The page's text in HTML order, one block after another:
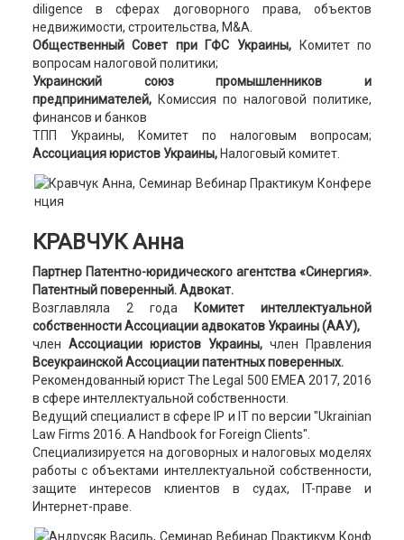
diligence в сферах договорного права, объектов
недвижимости, строительства, M&A.
Общественный Совет при ГФС Украины, Комитет по
вопросам налоговой политики;
Украинский союз промышленников и
предпринимателей,Комиссия по налоговой политике,
финансов и банков
ТПП Украины,
Комитет по налоговым вопросам;
Ассоциация юристов Украины, Налоговый комитет.
КРАВЧУК Анна
Партнер Патентно-юридического агентства «Синергия».
Патентный поверенный. Адвокат.
Возглавляла 2 года
Комитет интеллектуальной
собственности Ассоциации адвокатов Украины (ААУ),
член Ассоциации юристов Украины, член Правления
Всеукраинской Ассоциации патентных поверенных.
Рекомендованный юрист The Legal 500 EMEA 2017, 2016
в сфере интеллектуальной собственности.
Ведущий специалист в сфере IP и IT по версии "Ukrainian
Law Firms 2016. A Handbook for Foreign Clients".
Специализируется на договорных и налоговых моделях
работы с объектами интеллектуальной собственности,
защите интересов клиентов в судах, IT-праве и
Интернет-праве.